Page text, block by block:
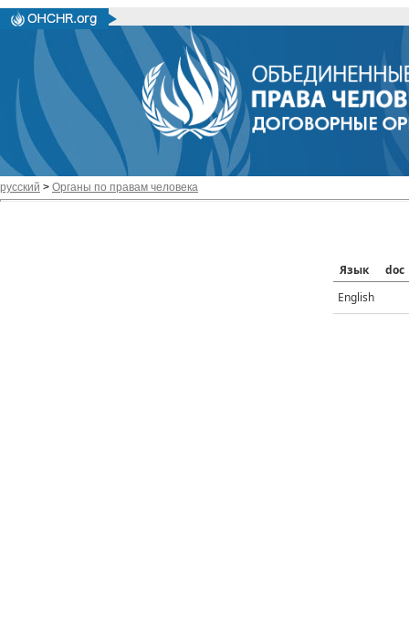
русский > Органы по правам человека
Язык
doc
English